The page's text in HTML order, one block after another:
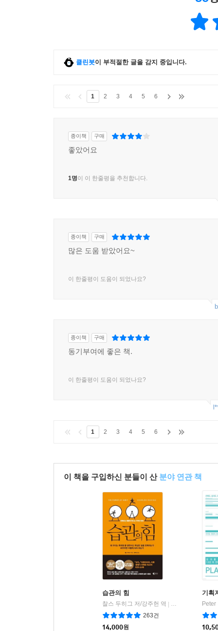
클린봇이 부적절한 글을 감지 중입니다.
1 2 3 4 5 6
종이책 구매
좋았어요
1명이 이 한줄평을 추천합니다.
종이책 구매
많은 도움 받았어요~
이 한줄평이 도움이 되었나요?
종이책 구매
동기부여에 좋은 책.
이 한줄평이 도움이 되었나요?
1 2 3 4 5 6
이 책을 구입하신 분들이 산 분야 연관 책
습관의 힘
찰스 두히그 저/강주헌 역 |
263건
14,000원
기획
Peter